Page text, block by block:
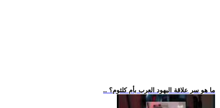
.. ما هو سر علاقة اليهود العرب بأم كلثوم؟